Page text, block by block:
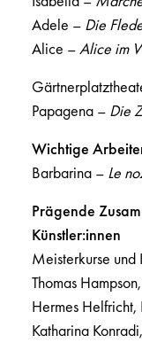
Adele – Die
Alice –Alice im
Papagena – Die
Wichtige
Barbarina – Le
Prägende
Künstler:innen
Meisterkurse
Thomas
Hermes
Katharina